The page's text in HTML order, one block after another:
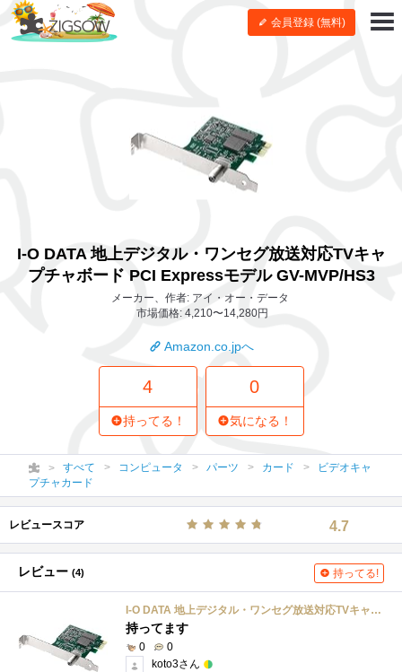
会員登録 (無料)
I-O DATA 地上デジタル・ワンセグ放送対応TVキャ
プチャボード PCI Expressモデル GV-MVP/HS3
メーカー、作者: アイ・オー・データ
市場価格: 4,210〜14,280円
Amazon.co.jpへ
4
持ってる！
0
気になる！
すべて コンピュータ パーツ カード
ビデオキャ
プチャカード
レビュースコア 4.7
レビュー (4) 持ってる!
I-O DATA 地上デジタル・ワンセグ放送対応TVキャプチャボード PCI Expressモデル GV-MVP/HS3
持ってます
0
0
koto3さん